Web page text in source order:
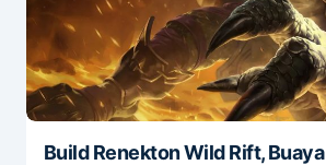
Build Renekton Wild Rift, Buaya